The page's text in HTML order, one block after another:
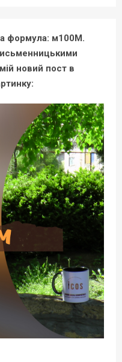
формула: м100М.
новий пост в